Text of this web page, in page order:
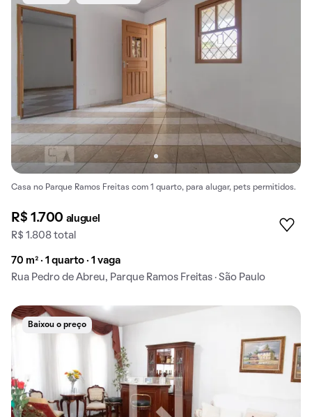
Casa no Parque Ramos Freitas com 1 quarto, para alugar, pets permitidos.
R$ 1.700 aluguel
R$ 1.808 total
70 m² · 1 quarto · 1 vaga
Rua Pedro de Abreu, Parque Ramos Freitas · São Paulo
Baixou o preço